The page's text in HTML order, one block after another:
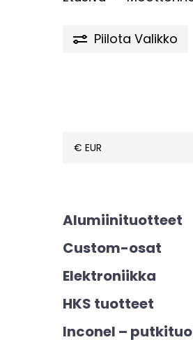
Piilota Valikko
Alumiinituotteet
Custom-osat
Elektroniikka
HKS tuotteet
Inconel –